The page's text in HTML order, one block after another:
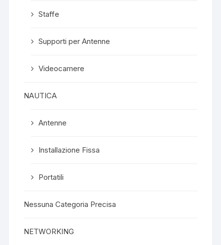
Staffe
Supporti per Antenne
Videocamere
NAUTICA
Antenne
Installazione Fissa
Portatili
Nessuna Categoria Precisa
NETWORKING